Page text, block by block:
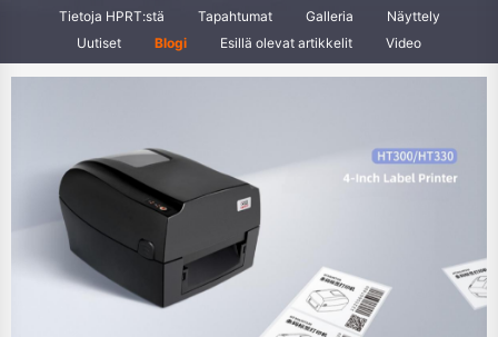
Tietoja HPRT:stä Tapahtumat Galleria
Näyttely
Uutiset
Blogi Esillä olevat artikkelit Video